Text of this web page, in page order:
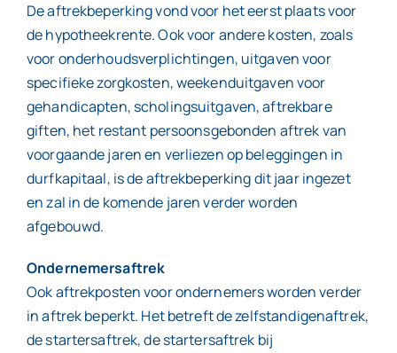
De aftrekbeperking vond voor het eerst plaats voor
de hypotheekrente. Ook voor andere kosten, zoals
voor onderhoudsverplichtingen, uitgaven voor
specifieke zorgkosten, weekenduitgaven voor
gehandicapten, scholingsuitgaven, aftrekbare
giften, het restant persoonsgebonden aftrek van
voorgaande jaren en verliezen op beleggingen in
durfkapitaal, is de aftrekbeperking dit jaar ingezet
en zal in de komende jaren verder worden
afgebouwd.
Ondernemersaftrek
Ook aftrekposten voor ondernemers worden verder
in aftrek beperkt. Het betreft de zelfstandigenaftrek,
de startersaftrek, de startersaftrek bij